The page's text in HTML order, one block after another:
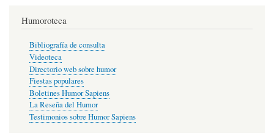
Humoroteca
Bibliografía de consulta
Videoteca
Directorio web sobre humor
Fiestas populares
Boletines Humor Sapiens
La Reseña del Humor
Testimonios sobre Humor Sapiens